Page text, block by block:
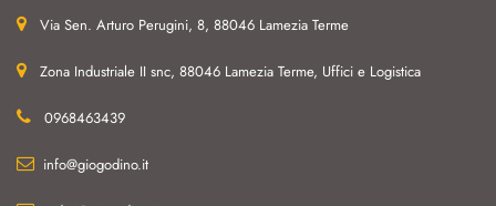
Via Sen. Arturo Perugini, 8, 88046 Lamezia Terme
Zona Industriale II snc, 88046 Lamezia Terme, Uffici e Logistica
0968463439
info@giogodino.it